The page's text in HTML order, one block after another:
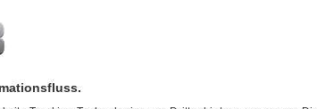
Projektion einer
um die Drehachse entsteht die sog.
wichtig ist (siehe